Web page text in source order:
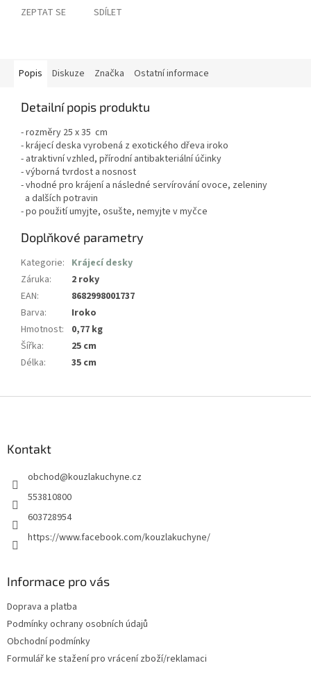
ZEPTAT SE SDÍLET
Popis Diskuze Značka Ostatní informace
Detailní popis produktu
- rozměry 25 x 35 cm
- krájecí deska vyrobená z exotického dřeva iroko
- atraktivní vzhled, přírodní antibakteriální účinky
- výborná tvrdost a nosnost
- vhodné pro krájení a následné servírování ovoce, zeleniny
a dalších potravin
- po použití umyjte, osušte, nemyjte v myčce
Doplňkové parametry
Kategorie: Krájecí desky
Záruka:
2 roky
EAN:
8682998001737
Barva:
Iroko
Hmotnost:
0,77 kg
Šířka:
25 cm
Délka: 35 cm
Kontakt
obchod@kouzlakuchyne.cz
553810800
603728954
https://www.facebook.com/kouzlakuchyne/
Informace pro vás
Doprava a platba
Podmínky ochrany osobních údajů
Obchodní podmínky
Formulář ke stažení pro vrácení zboží/reklamaci